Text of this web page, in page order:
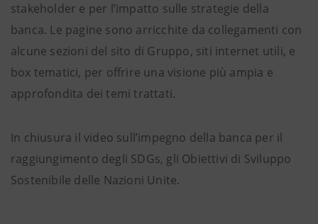
stakeholder e per l’impatto sulle strategie della
banca. Le pagine sono arricchite da collegamenti con
alcune sezioni del sito di Gruppo, siti internet utili, e
box tematici, per offrire una visione più ampia e
approfondita dei temi trattati.
In chiusura il video sull’impegno della banca per il
raggiungimento degli SDGs, gli Obiettivi di Sviluppo
Sostenibile delle Nazioni Unite.